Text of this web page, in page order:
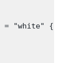
"white" {}